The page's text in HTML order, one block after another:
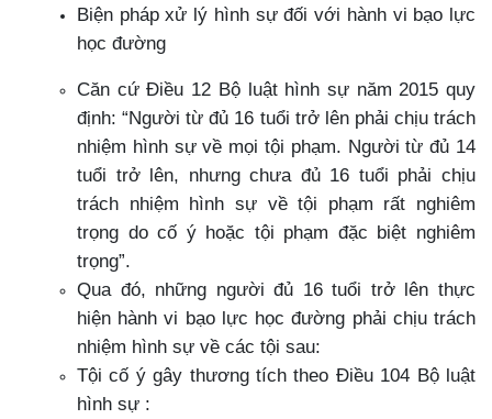
Biện pháp xử lý hình sự đối với hành vi bạo lực
học đường
Căn cứ Điều 12 Bộ luật hình sự năm 2015 quy
định: “Người từ đủ 16 tuổi trở lên phải chịu trách
nhiệm hình sự về mọi tội phạm. Người từ đủ 14
tuổi trở lên, nhưng chưa đủ 16 tuổi phải chịu
trách nhiệm hình sự về tội phạm rất nghiêm
trọng do cố ý hoặc tội phạm đặc biệt nghiêm
trọng”.
Qua đó, những người đủ 16 tuổi trở lên thực
hiện hành vi bạo lực học đường phải chịu trách
nhiệm hình sự về các tội sau:
Tội cố ý gây thương tích theo Điều 104 Bộ luật
hình sự :